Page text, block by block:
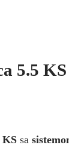
5.5 KS
KS sa